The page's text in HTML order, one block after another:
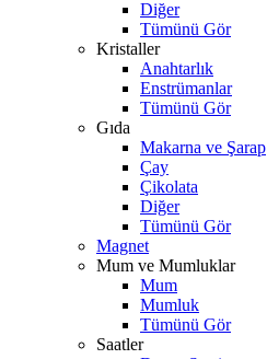
Diğer
Tümünü Gör
Kristaller
Anahtarlık
Enstrümanlar
Tümünü Gör
Gıda
Makarna ve Şarap
Çay
Çikolata
Diğer
Tümünü Gör
Magnet
Mum ve Mumluklar
Mum
Mumluk
Tümünü Gör
Saatler